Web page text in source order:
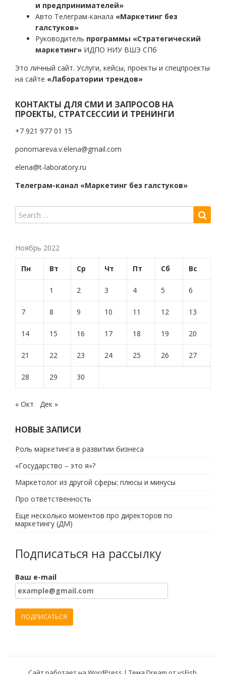
и предпринимателей»
Авто Телеграм-канала «Маркетинг без
галстуков»
Руководитель программы «Стратегический
маркетинг» ИДПО НИУ ВШЭ СПб
Это личный сайт. Услуги, кейсы, проекты и спецпроекты
на сайте «Лаборатории трендов»
КОНТАКТЫ ДЛЯ СМИ И ЗАПРОСОВ НА
ПРОЕКТЫ, СТРАТСЕССИИ И ТРЕНИНГИ
+7 921 977 01 15
ponomareva.v.elena@gmail.com
elena@t-laboratory.ru
Телеграм-канал «Маркетинг без галстуков»
Ноябрь 2022
Пн Вт Ср Чт Пт Сб Вс
1 2 3 4 5 6
7 8 9 10 11 12 13
14 15 16 17 18 19 20
21 22 23 24 25 26 27
28 29 30
« Окт Дек »
НОВЫЕ ЗАПИСИ
Роль маркетинга в развитии бизнеса
«Государство – это я»?
Маркетолог из другой сферы: плюсы и минусы
Про ответственность
Еще несколько моментов про директоров по
маркетингу (ДМ)
Подписаться на рассылку
Ваш e-mail